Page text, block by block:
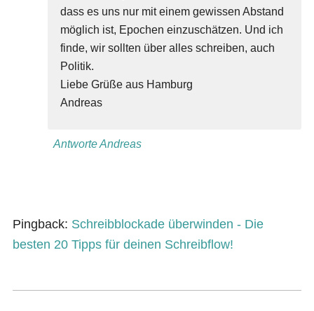
dass es uns nur mit einem gewissen Abstand
möglich ist, Epochen einzuschätzen. Und ich
finde, wir sollten über alles schreiben, auch
Politik.
Liebe Grüße aus Hamburg
Andreas
Antworte Andreas
Pingback: Schreibblockade überwinden - Die
besten 20 Tipps für deinen Schreibflow!